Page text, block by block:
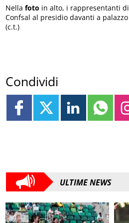
Nella foto in alto, i rappresentanti di
Confsal al presidio davanti a
(c.t.)
Condividi
ULTIME NEWS